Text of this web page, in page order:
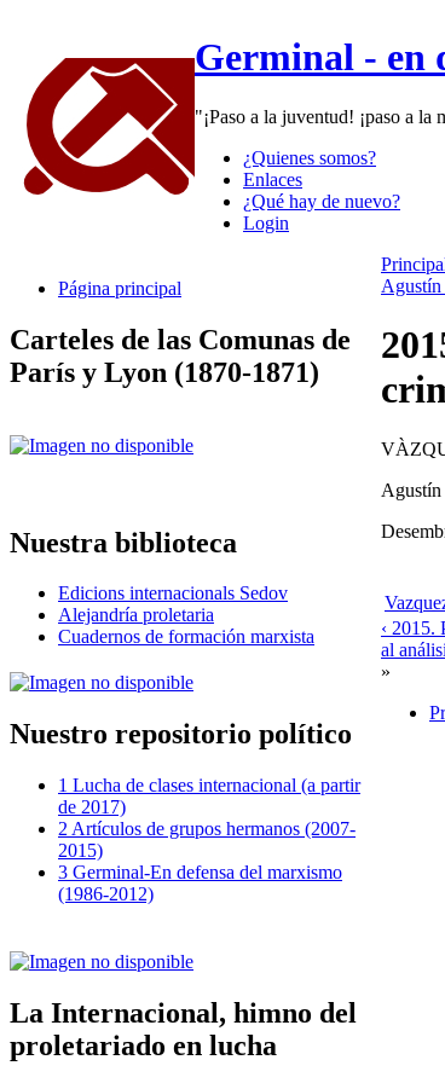
Germinal - en
"¡Paso a la juventud! ¡paso a
¿Quienes somos?
Enlaces
¿Qué hay de nuevo?
Login
Página principal
Carteles de las Comunas de
París y Lyon (1870-1871)
Nuestra biblioteca
Edicions internacionals Sedov
Alejandría proletaria
Cuadernos de formación marxista
Nuestro repositorio político
1 Lucha de clases internacional (a partir
de 2017)
2 Artículos de grupos hermanos (2007-
2015)
3 Germinal-En defensa del marxismo
(1986-2012)
La Internacional, himno del
proletariado en lucha
‹ 2015.
al
»